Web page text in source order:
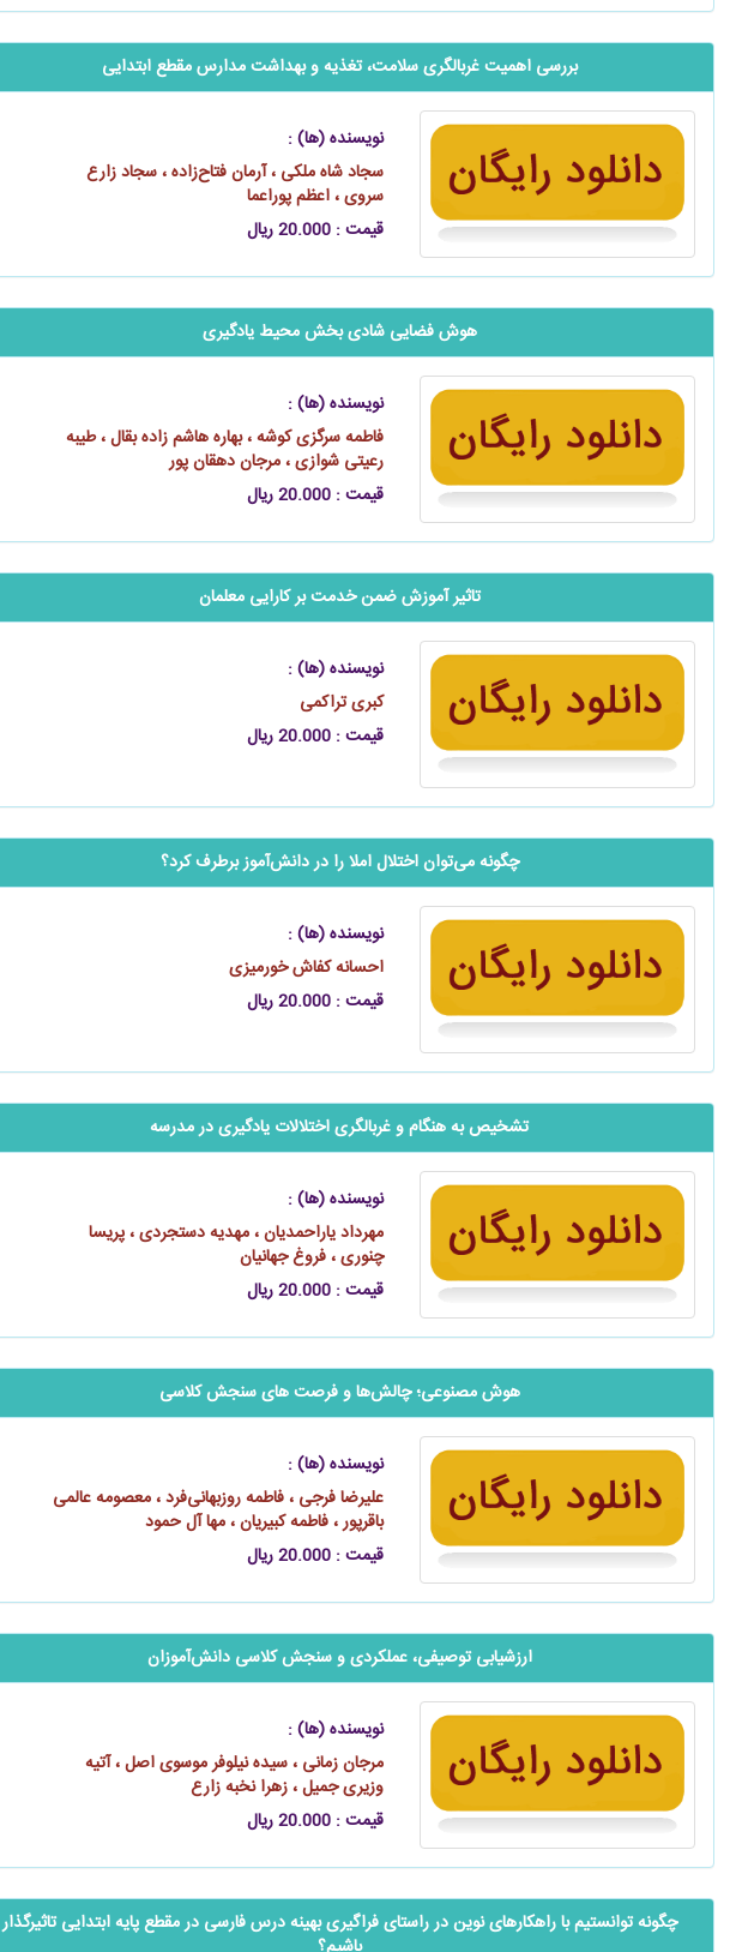
بررسی اهمیت غربالگری سلامت، تغذیه و بهداشت مدارس مقطع ابتدایی
نویسنده (ها) :
سجاد شاه ملکی ، آرمان فتاح‌زاده ، سجاد زارع
سروی ، اعظم پوراعما
قیمت : 20.000 ریال
هوش فضایی شادی‌ بخش محیط یادگیری
نویسنده (ها) :
فاطمه سرگزی کوشه ، بهاره هاشم‌ زاده بقال ، طیبه
رعیتی شوازی ، مرجان دهقان‌ پور
قیمت : 20.000 ریال
تاثیر آموزش ضمن خدمت بر کارایی معلمان
نویسنده (ها) :
کبری تراکمی
قیمت : 20.000 ریال
چگونه می‌توان اختلال املا را در دانش‌آموز برطرف کرد؟
نویسنده (ها) :
احسانه کفاش خورمیزی
قیمت : 20.000 ریال
تشخیص به هنگام و غربالگری اختلالات یادگیری در مدرسه
نویسنده (ها) :
مهرداد یاراحمدیان ، مهدیه دستجردی ، پریسا
چنوری ، فروغ جهانیان
قیمت : 20.000 ریال
هوش مصنوعی؛ چالش‌ها و فرصت‌ های سنجش کلاسی
نویسنده (ها) :
علیرضا فرجی ، فاطمه روزبهانی‌فرد ، معصومه عالمی
باقرپور ، فاطمه کبیریان ، مها آل حمود
قیمت : 20.000 ریال
ارزشیابی توصیفی، عملکردی و سنجش کلاسی دانش‌آموزان
نویسنده (ها) :
مرجان زمانی ، سیده نیلوفر موسوی اصل ، آتیه
وزیری جمیل ، زهرا نخبه زارع
قیمت : 20.000 ریال
چگونه توانستیم با راهکارهای نوین در راستای فراگیری بهینه درس فارسی در مقطع پایه ابتدایی ‌‌‌‌تاثیرگذار